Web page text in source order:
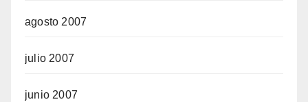
agosto 2007
julio 2007
junio 2007